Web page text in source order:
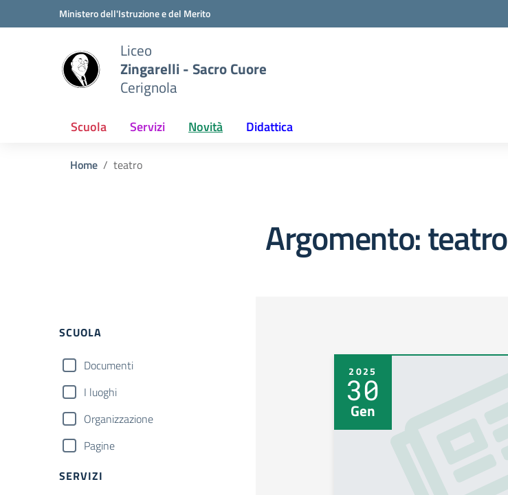
Vai ai contenuti
Vai al menu di navigazioneMinistero dell'Istruzione e del Merito
Liceo
Zingarelli - Sacro Cuore
Cerignola
Scuola Servizi Novità Didattica
Home teatro
Argomento: teatro
Filtri
SCUOLA
Documenti
I luoghi
Organizzazione
Pagine
SERVIZI
2025
30
Gen